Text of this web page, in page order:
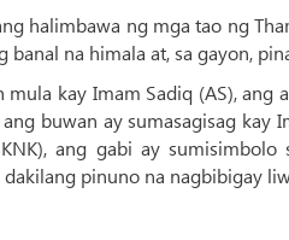
halimbawa ng mga tao ng
banal na himala at, sa gayon,
kay Imam Sadiq (AS), ang
buwan ay sumasagisag kay
ang gabi ay
pinuno na nagbibigay